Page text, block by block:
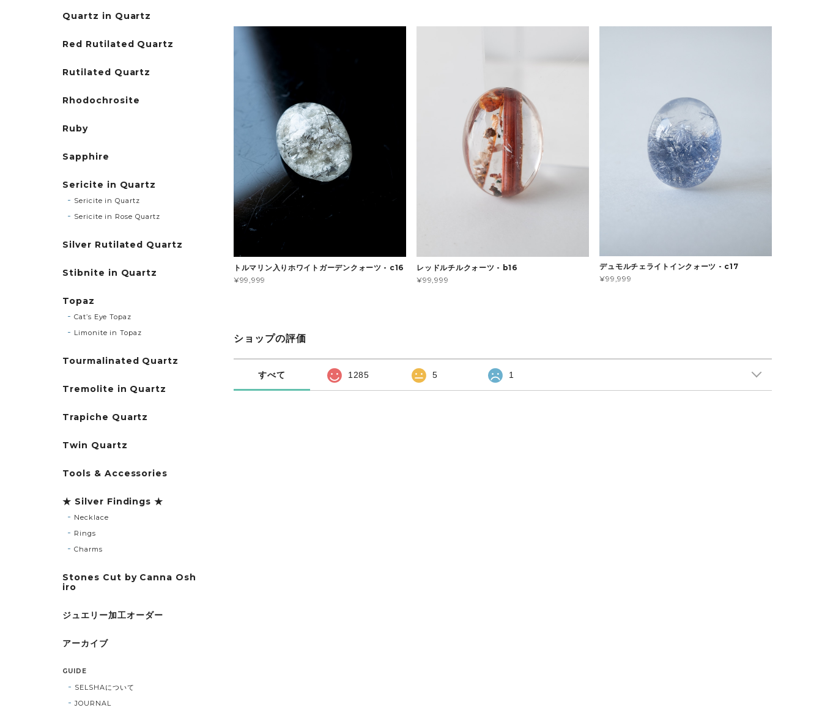
トルマリン入りホワイトガーデンクォーツ - c16
¥99,999
レッドルチルクォーツ - b16
¥99,999
デュモルチェライトインクォーツ - c17
¥99,999
ショップの評価
すべて 1285 5 1
Quartz in Quartz
Red Rutilated Quartz
Rutilated Quartz
Rhodochrosite
Ruby
Sapphire
Sericite in Quartz
Sericite in Quartz
Sericite in Rose Quartz
Silver Rutilated Quartz
Stibnite in Quartz
Topaz
Cat’s Eye Topaz
Limonite in Topaz
Tourmalinated Quartz
Tremolite in Quartz
Trapiche Quartz
Twin Quartz
Tools & Accessories
★ Silver Findings ★
Necklace
Rings
Charms
Stones Cut by Canna Osh
iro
ジュエリー加工オーダー
アーカイブ
GUIDE
SELSHAについて
JOURNAL